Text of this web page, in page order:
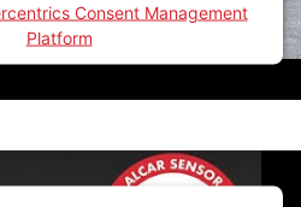
Consent Management
Platform